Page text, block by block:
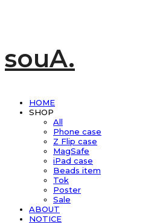
souA.
HOME
SHOP
All
Phone case
Z Flip case
MagSafe
iPad case
Beads item
Tok
Poster
Sale
ABOUT
NOTICE